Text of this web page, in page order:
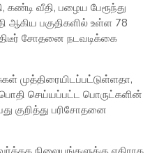
வீதி, பழைய பேரூந்து
ஆகிய பகுதிகளில் உள்ள 78
சோதனை நடவடிக்கை
முத்திரையிடப்பட்டுள்ளதா,
செய்யப்பட்ட பொருட்களின்
குறித்து பரிசோதனை